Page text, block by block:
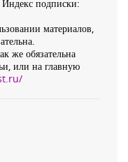
подписки:
материалов,
же обязательна
или на главную